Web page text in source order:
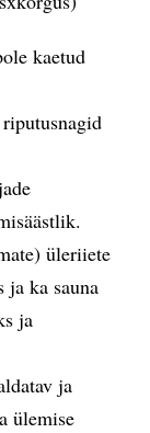
kaetud
üleriiete
ja ka sauna
ja
ja
ülemise